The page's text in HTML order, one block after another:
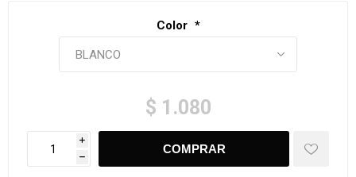
Color *
$ 1.080
i
h